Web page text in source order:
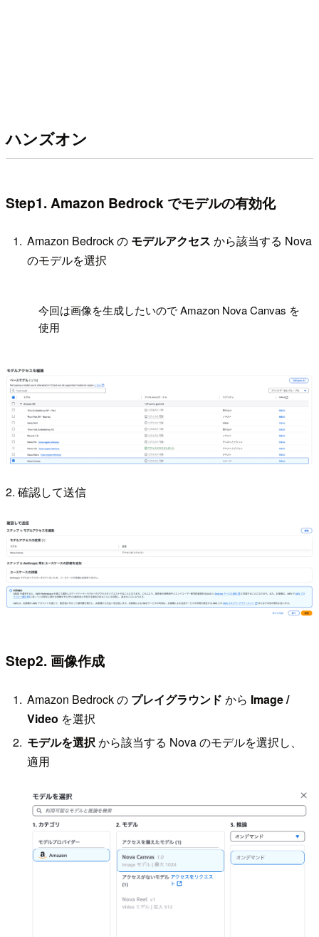
ハンズオン
Step1. Amazon Bedrock でモデルの有効化
Amazon Bedrock の モデルアクセス から該当する Nova
のモデルを選択
今回は画像を生成したいので Amazon Nova Canvas を
使用
2. 確認して送信
Step2. 画像作成
Amazon Bedrock の プレイグラウンド から Image /
Video を選択
モデルを選択から該当する Nova のモデルを選択し、
適用